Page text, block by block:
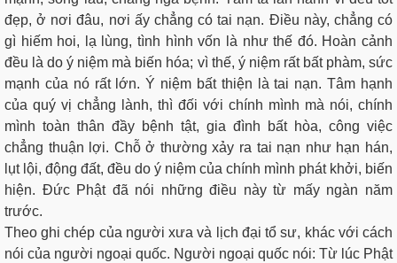
đẹp, ở nơi đâu, nơi ấy chẳng có tai nạn. Điều này, chẳng có
gì hiếm hoi, lạ lùng, tình hình vốn là như thế đó. Hoàn cảnh
đều là do ý niệm mà biến hóa; vì thế, ý niệm rất bất phàm, sức
mạnh của nó rất lớn. Ý niệm bất thiện là tai nạn. Tâm hạnh
của quý vị chẳng lành, thì đối với chính mình mà nói, chính
mình toàn thân đầy bệnh tật, gia đình bất hòa, công việc
chẳng thuận lợi. Chỗ ở thường xảy ra tai nạn như hạn hán,
lụt lội, động đất, đều do ý niệm của chính mình phát khởi, biến
hiện. Đức Phật đã nói những điều này từ mấy ngàn năm
trước.
Theo ghi chép của người xưa và lịch đại tổ sư, khác với cách
nói của người ngoại quốc. Người ngoại quốc nói: Từ lúc Phật